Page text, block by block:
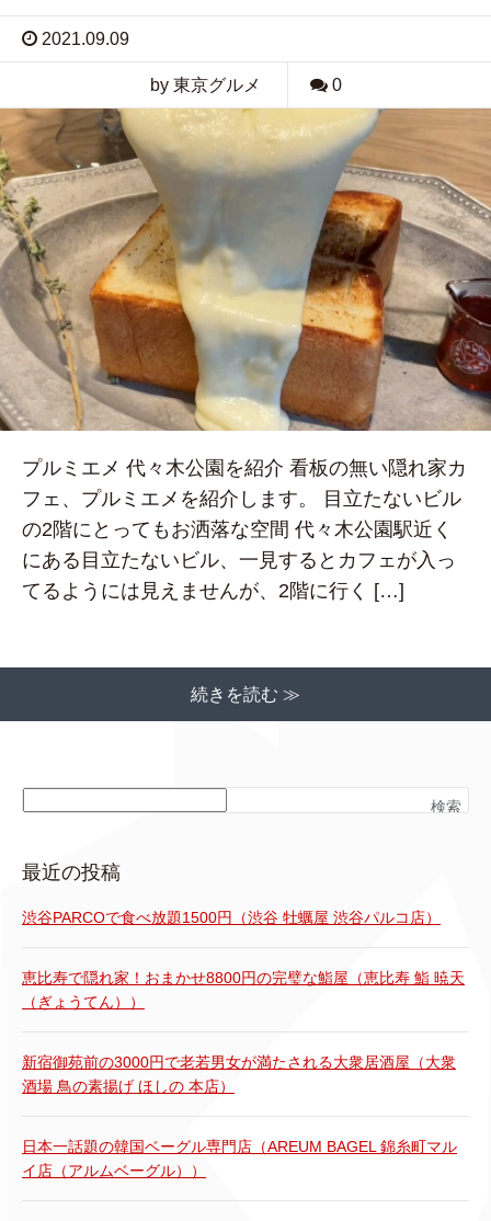
2021.09.09
by 東京グルメ 0
プルミエメ 代々木公園を紹介 看板の無い隠れ家カ
フェ、プルミエメを紹介します。 目立たないビル
の2階にとってもお洒落な空間 代々木公園駅近く
にある目立たないビル、一見するとカフェが入っ
てるようには見えませんが、2階に行く […]
続きを読む ≫
検索
最近の投稿
渋谷PARCOで食べ放題1500円（渋谷 牡蠣屋 渋谷パルコ店）
恵比寿で隠れ家！おまかせ8800円の完璧な鮨屋（恵比寿 鮨 暁天
（ぎょうてん））
新宿御苑前の3000円で老若男女が満たされる大衆居酒屋（大衆
酒場 鳥の素揚げ ほしの 本店）
日本一話題の韓国ベーグル専門店（AREUM BAGEL 錦糸町マル
イ店（アルムベーグル））